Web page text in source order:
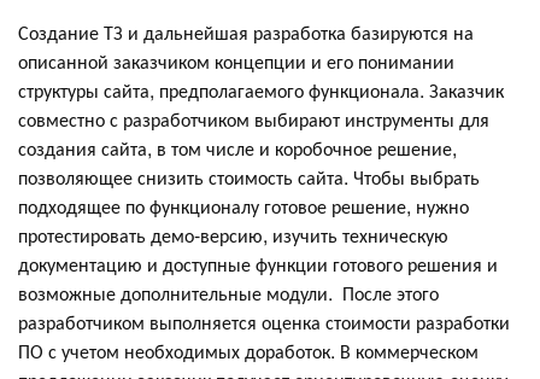
Создание ТЗ и дальнейшая разработка базируются на
описанной заказчиком концепции и его понимании
структуры сайта, предполагаемого функционала. Заказчик
совместно с разработчиком выбирают инструменты для
создания сайта, в том числе и коробочное решение,
позволяющее снизить стоимость сайта. Чтобы выбрать
подходящее по функционалу готовое решение, нужно
протестировать демо-версию, изучить техническую
документацию и доступные функции готового решения и
возможные дополнительные модули. После этого
разработчиком выполняется оценка стоимости разработки
ПО с учетом необходимых доработок. В коммерческом